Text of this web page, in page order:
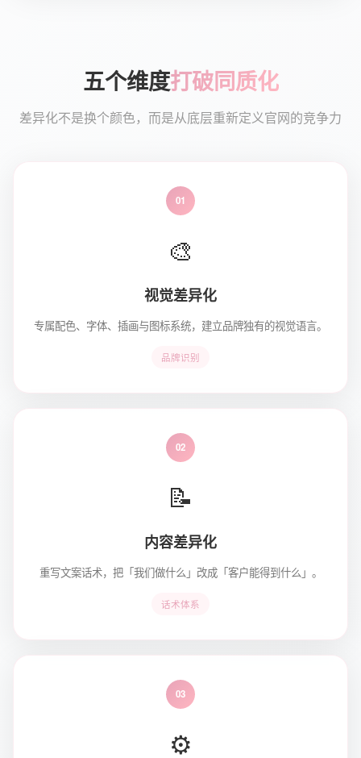
五个维度打破同质化
差异化不是换个颜色，而是从底层重新定义官网的竞争力
01
🎨
视觉差异化
专属配色、字体、插画与图标系统，建立品牌独有的视觉语言。
品牌识别
02
📝
内容差异化
重写文案话术，把「我们做什么」改成「客户能得到什么」。
话术体系
03
⚙️